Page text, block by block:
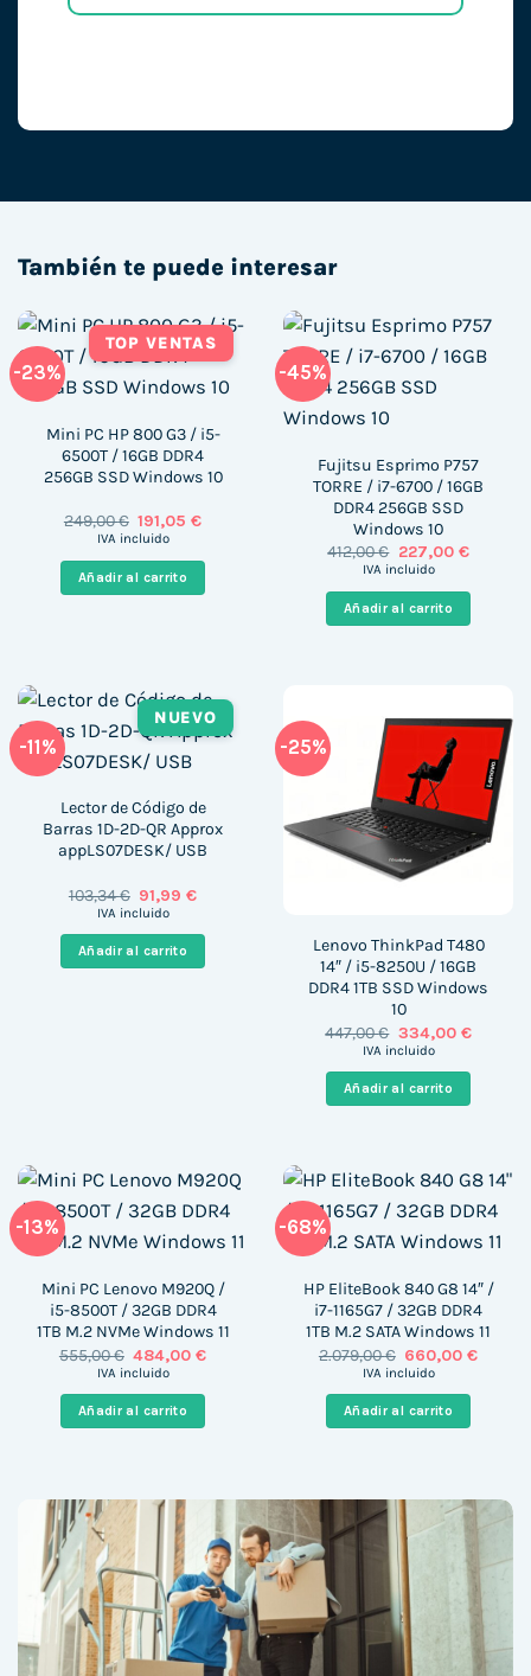
También te puede interesar
-23%
TOP VENTAS
Mini PC HP 800 G3 / i5-
6500T / 16GB DDR4
256GB SSD Windows 10
249,00€ El
precio
era:
249,00 €.
191,05€El
es:
IVA incluido
Añadir al carrito
-45%
Fujitsu Esprimo P757
TORRE / i7-6700 / 16GB
DDR4 256GB SSD
Windows 10
412,00€ El
precio
era:
412,00 €.
227,00 €El
es:
IVA incluido
Añadir al carrito
-11%
NUEVO
Lector de Código de
Barras 1D-2D-QR Approx
appLS07DESK/ USB
103,34€ El
precio
era:
103,34 €.
91,99€El
es:
91,99 €.
IVA incluido
Añadir al carrito
-25%
Lenovo ThinkPad T480
14″ / i5-8250U / 16GB
DDR4 1TB SSD Windows
10
447,00€ El
precio
era:
447,00 €.
334,00 €El
es:
334,00
IVA incluido
Añadir al carrito
-13%
Mini PC Lenovo M920Q /
i5-8500T / 32GB DDR4
1TB M.2 NVMe Windows 11
555,00€ El
precio
era:
555,00 €.
484,00€El
IVA incluido
Añadir al carrito
-68%
HP EliteBook 840 G8 14″ /
i7-1165G7 / 32GB DDR4
1TB M.2 SATA Windows 11
2.079,00€ El
precio
era:
2.079,00 €.
660,00€El
IVA incluido
Añadir al carrito